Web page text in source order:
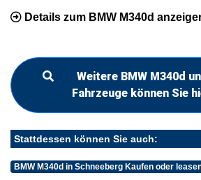
Details zum BMW M340d
Weitere BMW M340d
Fahrzeuge können Sie
Stattdessen können Sie auch:
BMW M340d in Schneeberg Kaufen oder